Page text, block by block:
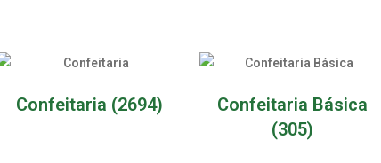
Confeitaria (2694)
Confeitaria Básica
(305)